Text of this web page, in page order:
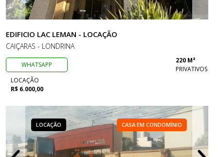
EDIFICIO LAC LEMAN - LOCAÇÃO
CAIÇARAS - LONDRINA
WHATSAPP
220 M²
PRIVATIVOS
LOCAÇÃO
R$ 6.000,00
LOCAÇÃO CASA EM CONDOMÍNIO